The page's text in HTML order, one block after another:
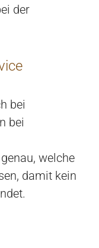
der
bei
bei
welche
damit kein